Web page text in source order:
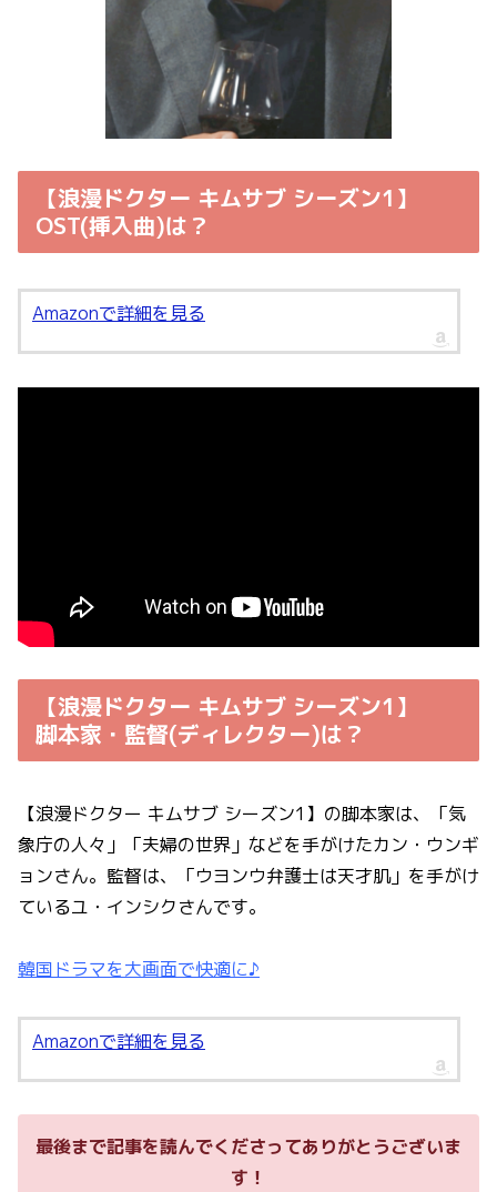
【浪漫ドクター キムサブ シーズン1】
OST(挿入曲)は？
Amazonで詳細を見る
【浪漫ドクター キムサブ シーズン1】
脚本家・監督(ディレクター)は？
【浪漫ドクター キムサブ シーズン1】の脚本家は、「気
象庁の人々」「夫婦の世界」などを手がけたカン・ウンギ
ョンさん。監督は、「ウヨンウ弁護士は天才肌」を手がけ
ているユ・インシクさんです。
韓国ドラマを大画面で快適に♪
Amazonで詳細を見る
最後まで記事を読んでくださってありがとうございま
す！